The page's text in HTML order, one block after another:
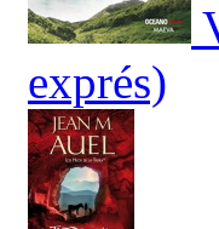
exprés)